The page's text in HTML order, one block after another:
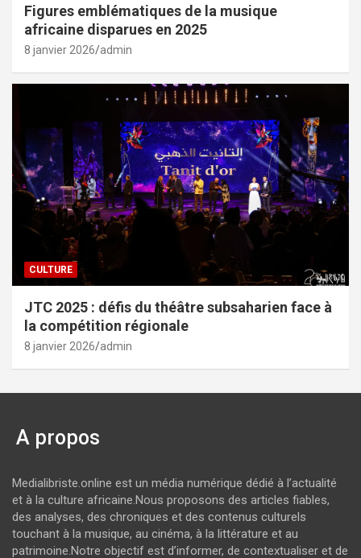
Figures emblématiques de la musique
africaine disparues en 2025
8 janvier 2026 admin
CULTURE
JTC 2025 : défis du théâtre subsaharien face à
la compétition régionale
8 janvier 2026 admin
A propos
Medialibriste.online est un média numérique dédié à l’actualité
et à la culture africaine.Nous proposons des articles fiables,
des analyses, des chroniques et des contenus culturels
touchant à la musique, au cinéma, à la littérature et au
patrimoine.Notre objectif est d’informer, de contextualiser et de